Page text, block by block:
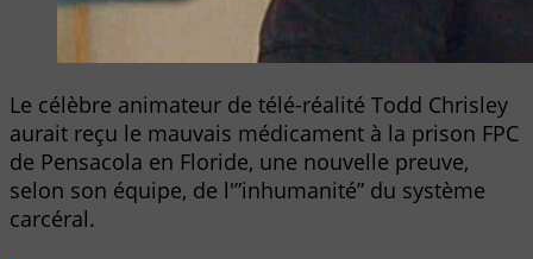
Le célèbre animateur de télé-réalité Todd Chrisley
aurait reçu le mauvais médicament à la prison FPC
de Pensacola en Floride, une nouvelle preuve,
selon son équipe, de l'”inhumanité” du système
carcéral.